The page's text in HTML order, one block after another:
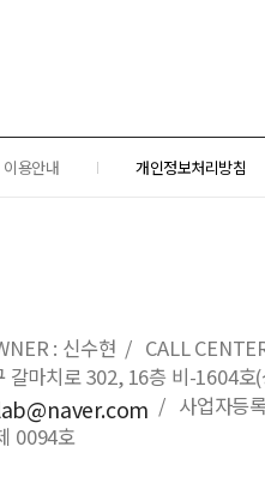
이용안내 개인정보처리방침
: 신수현 / CALL
갈마치로 302, 16층 비-1604
/ 사업자등
0094호